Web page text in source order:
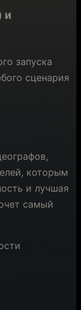
и
запуска
сценария
которым
и лучшая
самый